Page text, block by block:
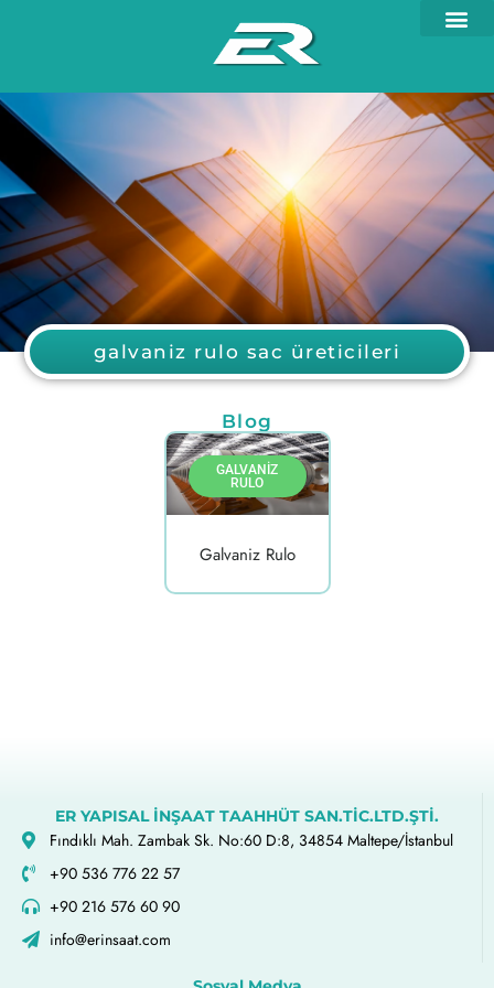
galvaniz rulo sac üreticileri
Blog
GALVANIZ
RULO
Galvaniz Rulo
ER YAPISAL İNŞAAT TAAHHÜT SAN.TİC.LTD.ŞTİ.
Fındıklı Mah. Zambak Sk. No:60 D:8, 34854 Maltepe/İstanbul
+90 536 776 22 57
+90 216 576 60 90
info@erinsaat.com